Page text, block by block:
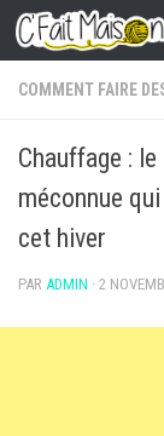
Skip to content
COMMENT FAIRE
Chauffage :
méconnue
cet hiver
PAR ADMIN · 2